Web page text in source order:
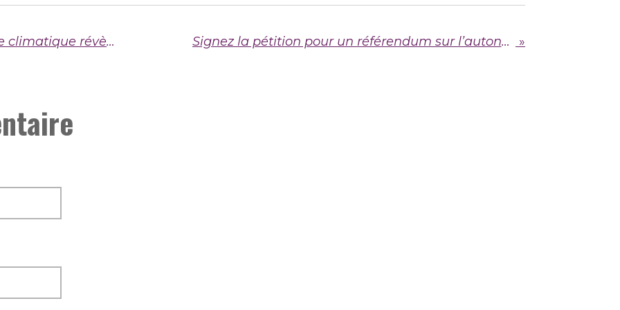
Mayotte : quand une catastrophe climatique révèle la politique d’abandon et de répression de l’État colonial Signez la pétition pour un référendum sur l’autonomie de la Bretagne ! »